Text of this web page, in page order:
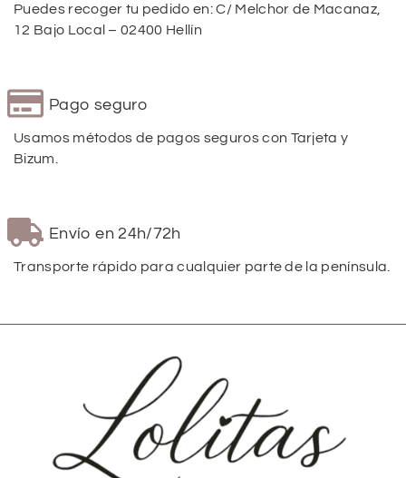
Puedes recoger tu pedido en: C/ Melchor de Macanaz,
12 Bajo Local – 02400 Hellín
Pago seguro
Usamos métodos de pagos seguros con Tarjeta y
Bizum.
Envío en 24h/72h
Transporte rápido para cualquier parte de la península.